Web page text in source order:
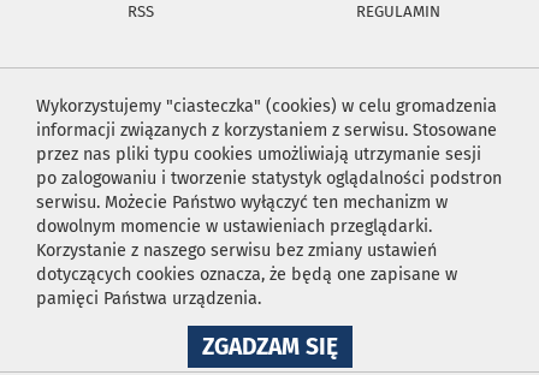
RSS
REGULAMIN
Wykorzystujemy "ciasteczka" (cookies) w celu gromadzenia
informacji związanych z korzystaniem z serwisu. Stosowane
przez nas pliki typu cookies umożliwiają utrzymanie sesji
po zalogowaniu i tworzenie statystyk oglądalności podstron
serwisu. Możecie Państwo wyłączyć ten mechanizm w
dowolnym momencie w ustawieniach przeglądarki.
Korzystanie z naszego serwisu bez zmiany ustawień
dotyczących cookies oznacza, że będą one zapisane w
pamięci Państwa urządzenia.
ZGADZAM SIĘNA
WYKORZYSTANIE